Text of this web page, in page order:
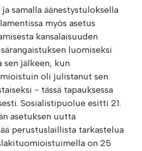
ja samalla äänestystuloksella
myös asetus
kansalaisuuden
luomiseksi
sen jälkeen, kun
oli julistanut sen
- tässä tapauksessa
Sosialistipuolue esitti 21.
asetuksen uutta
perustuslaillista tarkastelua
on 25